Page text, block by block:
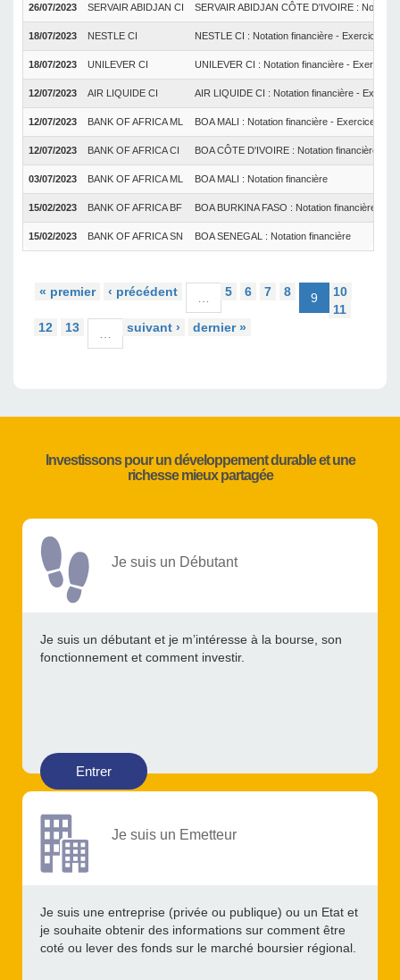
26/07/2023 SERVAIR ABIDJAN CI SERVAIR ABIDJAN CÔTE D'IVOIRE :
18/07/2023 NESTLE CI NESTLE CI : Notation financière - Exercice
18/07/2023 UNILEVER CI UNILEVER CI : Notation financière - Exercice
12/07/2023 AIR LIQUIDE CI AIR LIQUIDE CI : Notation financière -
12/07/2023 BANK OF AFRICA ML BOA MALI : Notation financière - Exercice 2023
12/07/2023 BANK OF AFRICA CI BOA CÔTE D'IVOIRE : Notation financière -
03/07/2023 BANK OF AFRICA ML BOA MALI : Notation financière
15/02/2023 BANK OF AFRICA BF BOA BURKINA FASO : Notation financière
15/02/2023 BANK OF AFRICA SN BOA SENEGAL : Notation financière
« premier ‹ précédent … 5 6 7 8 9
10
11
12
13 … suivant › dernier »
Investissons pour un développement durable et une
richesse mieux partagée
Je suis un Débutant
Je suis un débutant et je m’intéresse à la bourse, son
fonctionnement et comment investir.
Entrer
Je suis un Emetteur
Je suis une entreprise (privée ou publique) ou un Etat et
je souhaite obtenir des informations sur comment être
coté ou lever des fonds sur le marché boursier régional.